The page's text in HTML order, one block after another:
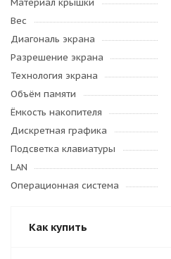
Материал крышки
Вес
Диагональ экрана
Разрешение экрана
Технология экрана
Объём памяти
Ёмкость накопителя
Дискретная графика
Подсветка клавиатуры
LAN
Операционная система
Как купить